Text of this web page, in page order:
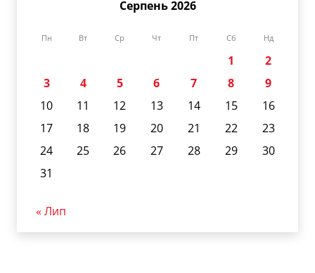
Серпень 2026
Пн Вт Ср Чт Пт Сб Нд
1
2
3
4 5 6 7 8
9
10
11 12 13 14 15
16
17
18 19 20 21 22
23
24
25 26 27 28 29
30
31
« Лип